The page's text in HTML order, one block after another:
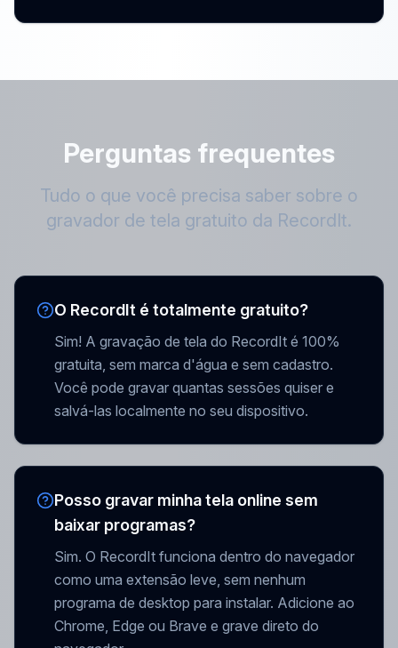
Perguntas frequentes
Tudo o que você precisa saber sobre o
gravador de tela gratuito da RecordIt.
O RecordIt é totalmente gratuito?
Sim! A gravação de tela do RecordIt é 100%
gratuita, sem marca d'água e sem cadastro.
Você pode gravar quantas sessões quiser e
salvá-las localmente no seu dispositivo.
Posso gravar minha tela online sem
baixar programas?
Sim. O RecordIt funciona dentro do navegador
como uma extensão leve, sem nenhum
programa de desktop para instalar. Adicione ao
Chrome, Edge ou Brave e grave direto do